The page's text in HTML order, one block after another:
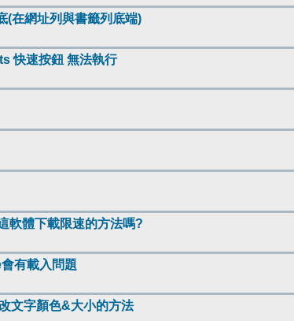
(在網址列與書籤列底端)
快速按鈕 無法執行
軟體下載限速的方法嗎?
有載入問題
文字顏色&大小的方法